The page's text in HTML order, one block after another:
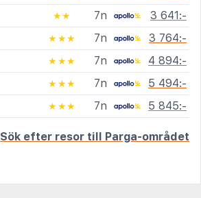
★★ 7n
3 641:-
★★★ 7n
3 764:-
★★★ 7n
4 894:-
★★★ 7n
5 494:-
★★★ 7n 5 845:-
Sök efter resor till Parga-området